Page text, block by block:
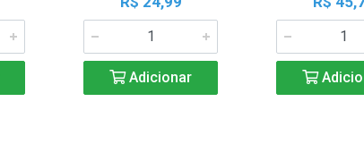
Adicionar